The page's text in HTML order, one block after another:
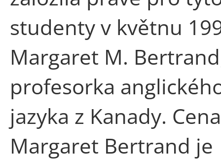
studenty v květnu
Margaret M.
profesorka
jazyka z Kanady. Cena
Margaret Bertrand je